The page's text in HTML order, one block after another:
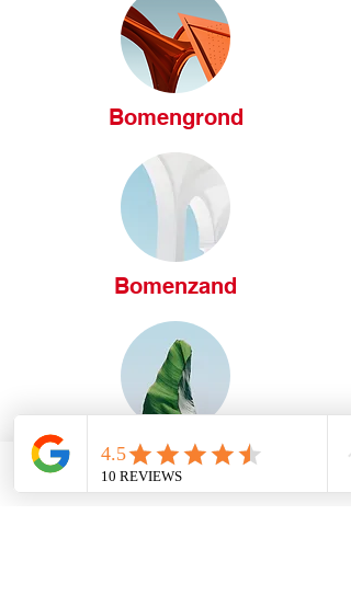
Bomengrond
Bomenzand
Menggranulaat
Email